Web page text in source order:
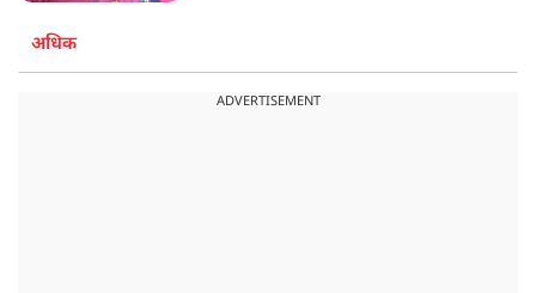
अधिक
ADVERTISEMENT